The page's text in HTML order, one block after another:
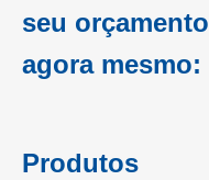
seu orçamento
agora mesmo:
Produtos